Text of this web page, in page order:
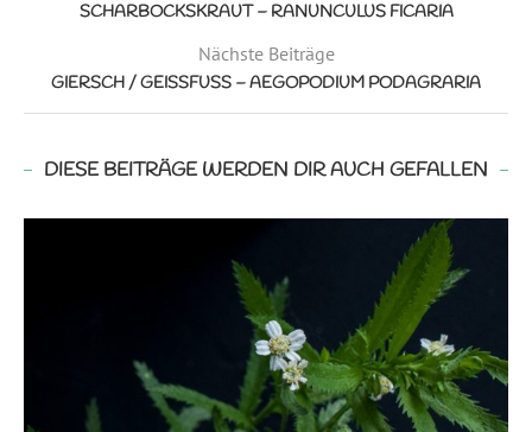
SCHARBOCKSKRAUT – RANUNCULUS FICARIA
Nächste Beiträge
GIERSCH / GEISSFUSS – AEGOPODIUM PODAGRARIA
DIESE BEITRÄGE WERDEN DIR AUCH GEFALLEN